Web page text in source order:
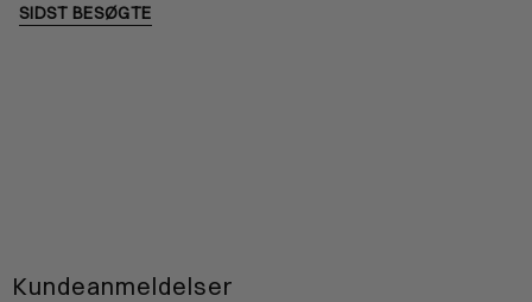
SIDST BESØGTE
Kundeanmeldelser